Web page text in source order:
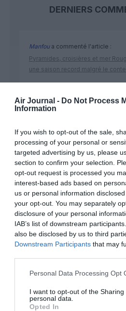
Air Journal - Do Not Process
Information
If you wish to opt-out of the sale,
processing of your personal or
targeted advertising by us, please
section to confirm your selection.
opt-out request is processed you
interest-based ads based on
us or personal information
your opt-out. You may separately
disclosure of your personal
IAB’s list of downstream
also be disclosed by us to third
Downstream Participants that may
Personal Data Processing Opt
I want to opt-out of the Sharing
personal data.
Opted In
DERNIERS
Manfoua commenté l'article :
Pyramides, croisières et mer
une saison record malgré le
TFFRYYZ a commenté l'article :
PUBLICITÉ
MASQUÉE
RÉSERVÉ